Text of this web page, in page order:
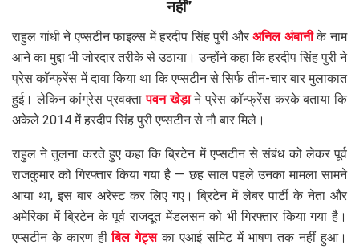
नहीं”
राहुल गांधी ने एप्सटीन फाइल्स में हरदीप सिंह पुरी औरअनिल अंबानीके नाम
आने का मुद्दा भी जोरदार तरीके से उठाया। उन्होंने कहा कि हरदीप सिंह पुरी ने
प्रेस कॉन्फ्रेंस में दावा किया था कि एप्सटीन से सिर्फ तीन-चार बार मुलाकात
हुई। लेकिन कांग्रेस प्रवक्तापवन खेड़ाने प्रेस कॉन्फ्रेंस करके बताया कि
अकेले 2014 में हरदीप सिंह पुरी एप्सटीन से नौ बार मिले।
राहुल ने तुलना करते हुए कहा कि ब्रिटेन में एप्सटीन से संबंध को लेकर पूर्व
राजकुमार को गिरफ्तार किया गया है — छह साल पहले उनका मामला सामने
आया था, इस बार अरेस्ट कर लिए गए। ब्रिटेन में लेबर पार्टी के नेता और
अमेरिका में ब्रिटेन के पूर्व राजदूत मेंडलसन को भी गिरफ्तार किया गया है।
एप्सटीन के कारण हीबिल गेट्सका एआई समिट में भाषण तक नहीं हुआ।